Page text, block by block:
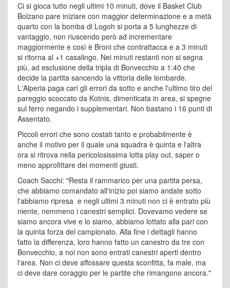
Ci si gioca tutto negli ultimi 10 minuti, dove il Basket Club
Bolzano pare iniziare con maggior determinazione e a metà
quarto con la bomba di Logoh si porta a 5 lunghezze di
vantaggio, non riuscendo però ad incrementare
maggiormente e così è Broni che contrattacca e a 3 minuti
si ritorna al +1 casalingo. Nei minuti restanti non si segna
più, ad esclusione della tripla di Bonvecchio a 1:40 che
decide la partita sancendo la vittoria delle lombarde.
L'Alperia paga cari gli errori da sotto e anche l'ultimo tiro del
pareggio scoccato da Kotnis, dimenticata in area, si spegne
sul ferro negando i supplementari. Non bastano i 16 punti di
Assentato.
Piccoli errori che sono costati tanto e probabilmente è
anche il motivo per il quale una squadra è quinta e l'altra
ora si ritrova nella pericolosissima lotta play out, saper o
meno approfittare dei momenti giusti.
Coach Sacchi: "Resta il rammarico per una partita persa,
che abbiamo comandato all'inizio poi siamo andate sotto
l'abbiamo ripresa e negli ultimi 3 minuti non ci è entrato più
niente, nemmeno i canestri semplici. Dovevamo vedere se
siamo ancora vive e lo siamo, abbiamo lottato alla pari con
la quinta forza del campionato. Alla fine i dettagli hanno
fatto la differenza, loro hanno fatto un canestro da tre con
Bonvecchio, a noi non sono entrati canestri aperti dentro
l'area. Non ci deve affossare questa sconfitta, fa male, ma
ci deve dare coraggio per le partite che rimangono ancora."